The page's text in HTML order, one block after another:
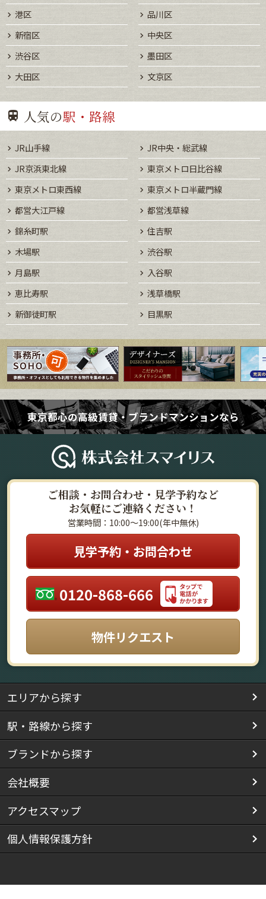
港区
品川区
新宿区
中央区
渋谷区
墨田区
大田区
文京区
人気の駅・路線
JR山手線
JR中央・総武線
JR京浜東北線
東京メトロ日比谷線
東京メトロ東西線
東京メトロ半蔵門線
都営大江戸線
都営浅草線
錦糸町駅
住吉駅
木場駅
渋谷駅
月島駅
入谷駅
恵比寿駅
浅草橋駅
新御徒町駅
目黒駅
東京都心の高級賃貸・ブランドマンションなら
ご相談・お問合わせ・見学予約など
お気軽にご連絡ください！
営業時間：10:00～19:00(年中無休)
見学予約・お問合わせ
0120-868-666
物件リクエスト
エリアから探す
駅・路線から探す
ブランドから探す
会社概要
アクセスマップ
個人情報保護方針